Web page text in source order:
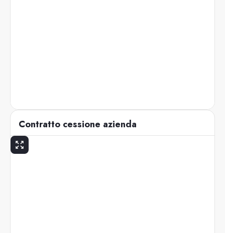
Contratto cessione azienda